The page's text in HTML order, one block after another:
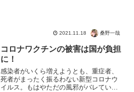
2021.11.18 桑野一哉
コロナワクチンの被害は国が負担
に！
感染者がいくら増えようとも、重症者、
死者がまったく振るわない新型コロナウ
イルス。もはやただの風邪がバレている